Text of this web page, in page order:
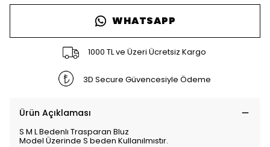
WHATSAPP
1000 TL ve Üzeri Ücretsiz Kargo
3D Secure Güvencesiyle Ödeme
Ürün Açıklaması
S M L Bedenlı Trasparan Bluz
Model Üzerinde S beden Kullanılmıstır.